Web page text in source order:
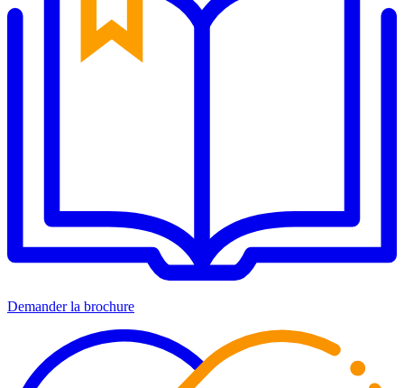
Demander la brochure